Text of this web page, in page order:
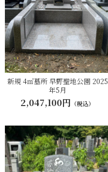
新規 4㎡墓所 早野聖地公園 2025
年5月
2,047,100円 （税込）